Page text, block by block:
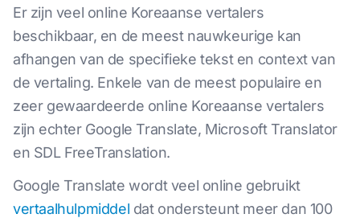
Er zijn veel online Koreaanse vertalers
beschikbaar, en de meest nauwkeurige kan
afhangen van de specifieke tekst en context van
de vertaling. Enkele van de meest populaire en
zeer gewaardeerde online Koreaanse vertalers
zijn echter Google Translate, Microsoft Translator
en SDL FreeTranslation.
Google Translate wordt veel online gebruikt
vertaalhulpmiddel dat ondersteunt meer dan 100